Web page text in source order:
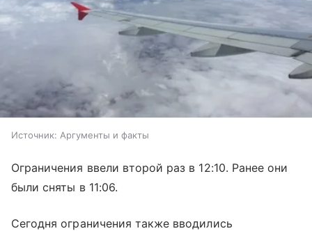
Источник: Аргументы и факты
Ограничения ввели второй раз в 12:10. Ранее они
были сняты в 11:06.
Сегодня ограничения также вводились